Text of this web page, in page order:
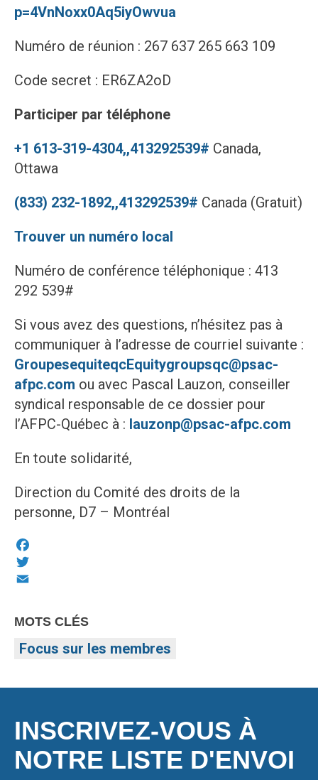
p=4VnNoxx0Aq5iyOwvua
Numéro de réunion : 267 637 265 663 109
Code secret : ER6ZA2oD
Participer par téléphone
+1 613-319-4304,,413292539# Canada,
Ottawa
(833) 232-1892,,413292539# Canada (Gratuit)
Trouver un numéro local
Numéro de conférence téléphonique : 413
292 539#
Si vous avez des questions, n’hésitez pas à
communiquer à l’adresse de courriel suivante :
GroupesequiteqcEquitygroupsqc@psac-
afpc.com ou avec Pascal Lauzon, conseiller
syndical responsable de ce dossier pour
l’AFPC-Québec à : lauzonp@psac-afpc.com
En toute solidarité,
Direction du Comité des droits de la
personne, D7 – Montréal
Facebook
Twitter
MOTS CLÉS
Focus sur les membres
INSCRIVEZ-VOUS À
NOTRE LISTE D'ENVOI